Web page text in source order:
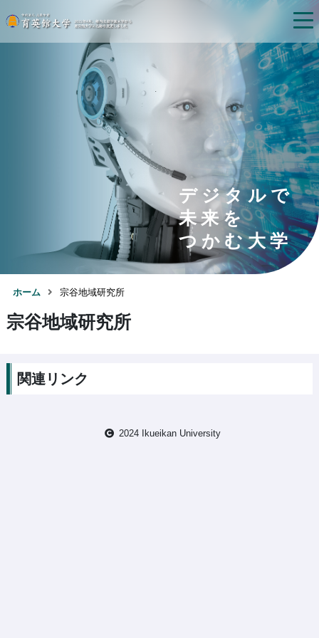
2024 Ikueikan University
デジタルで
未来を
つかむ大学
ホーム 宗谷地域研究所
宗谷地域研究所
関連リンク